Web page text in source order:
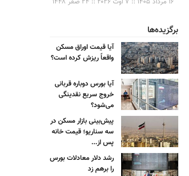
برگزیده‌ها
آیا قیمت اوراق مسکن
واقعاً ریزش کرده است؟
آیا بورس دوباره قربانی
خروج سریع نقدینگی
می‌شود؟
پیش‌بینی بازار مسکن در
سه سناریو؛ قیمت خانه
پس از...
رشد دلار معادلات بورس
را برهم زد